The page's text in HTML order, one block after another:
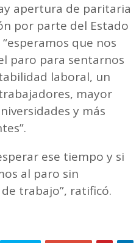
apertura de paritaria
por parte del Estado
que nos
paro para sentarnos
laboral, un
mayor
y más
ese tiempo y si
al paro sin
trabajo”, ratificó.